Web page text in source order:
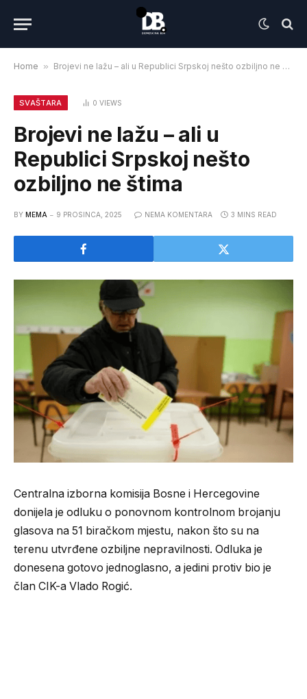
Home » Brojevi ne lažu – ali u Republici Srpskoj nešto ozbiljno ne štima
SVAŠTARA 0 VIEWS
Brojevi ne lažu – ali u
Republici Srpskoj nešto
ozbiljno ne štima
BY MEMA 9 PROSINCA, 2025 NEMA KOMENTARA 3 MINS READ
Centralna izborna komisija Bosne i Hercegovine
donijela je odluku o ponovnom kontrolnom brojanju
glasova na 51 biračkom mjestu, nakon što su na
terenu utvrđene ozbiljne nepravilnosti. Odluka je
donesena gotovo jednoglasno, a jedini protiv bio je
član CIK-a Vlado Rogić.